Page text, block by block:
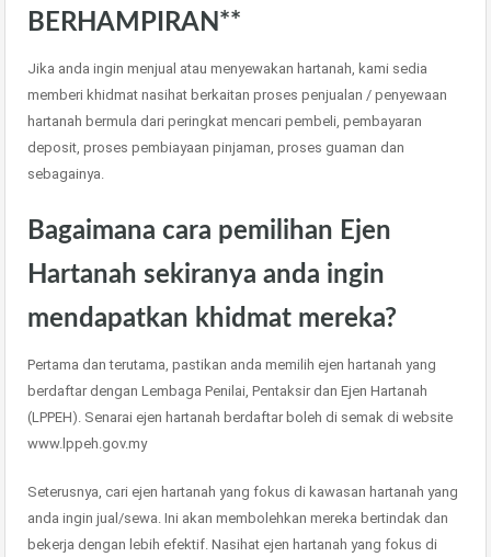
BERHAMPIRAN**
Jika anda ingin menjual atau menyewakan hartanah, kami sedia
memberi khidmat nasihat berkaitan proses penjualan / penyewaan
hartanah bermula dari peringkat mencari pembeli, pembayaran
deposit, proses pembiayaan pinjaman, proses guaman dan
sebagainya.
Bagaimana cara pemilihan Ejen
Hartanah sekiranya anda ingin
mendapatkan khidmat mereka?
Pertama dan terutama, pastikan anda memilih ejen hartanah yang
berdaftar dengan Lembaga Penilai, Pentaksir dan Ejen Hartanah
(LPPEH). Senarai ejen hartanah berdaftar boleh di semak di website
www.lppeh.gov.my
Seterusnya, cari ejen hartanah yang fokus di kawasan hartanah yang
anda ingin jual/sewa. Ini akan membolehkan mereka bertindak dan
bekerja dengan lebih efektif. Nasihat ejen hartanah yang fokus di